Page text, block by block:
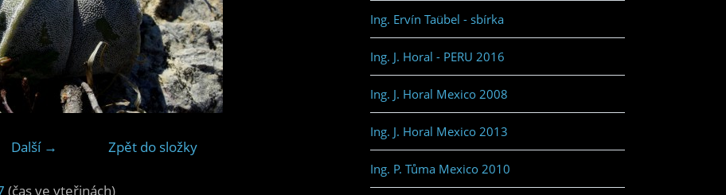
Další → Zpět do složky
(čas ve vteřinách)
Ing. Ervín Taübel - sbírka
Ing. J. Horal - PERU 2016
Ing. J. Horal Mexico 2008
Ing. J. Horal Mexico 2013
Ing. P. Tůma Mexico 2010